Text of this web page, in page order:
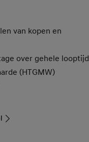
van kopen en
over gehele looptijd
(HTGMW)